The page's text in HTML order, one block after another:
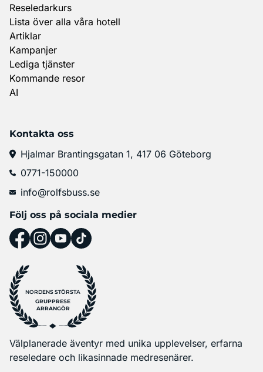
Reseledarkurs
Lista över alla våra hotell
Artiklar
Kampanjer
Lediga tjänster
Kommande resor
AI
Kontakta oss
Hjalmar Brantingsgatan 1, 417 06 Göteborg
0771-150000
info@rolfsbuss.se
Följ oss på sociala medier
NORDENS STÖRSTA
GRUPPRESE
ARRANGÖR
Välplanerade äventyr med unika upplevelser, erfarna
reseledare och likasinnade medresenärer.